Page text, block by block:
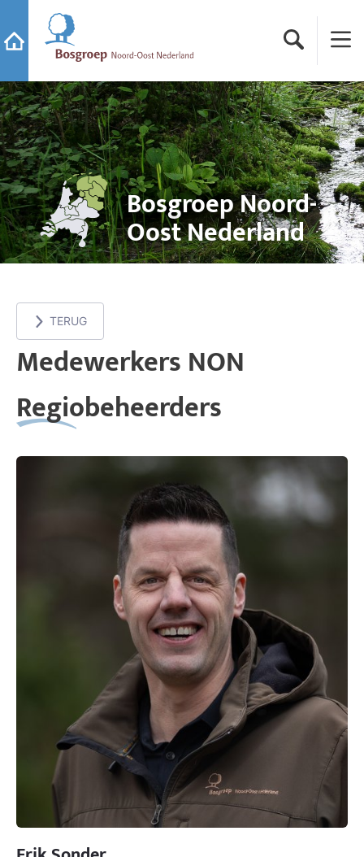
Ga naar de startpagina
Ga naar de startpagina van Bosgroep Noord-Oost
Zoeken Menu
Bosgroep Noord-
Oost Nederland
TERUG
Medewerkers NON
Regiobeheerders